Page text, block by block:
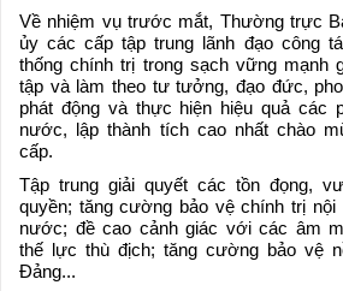
Về nhiệm vụ trước mắt, Thường trực
ủy các cấp tập trung lãnh đạo công
thống chính trị trong sạch vững mạnh
tập và làm theo tư tưởng, đạo đức,
phát động và thực hiện hiệu quả các
nước, lập thành tích cao nhất chào
cấp.
Tập trung giải quyết các tồn đọng,
quyền; tăng cường bảo vệ chính trị
nước; đề cao cảnh giác với các âm
thế lực thù địch; tăng cường bảo vệ
Đảng...